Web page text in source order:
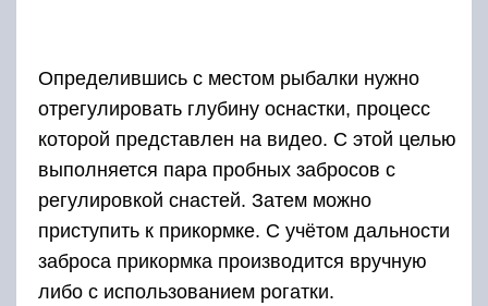
Определившись с местом рыбалки нужно
отрегулировать глубину оснастки, процесс
которой представлен на видео. С этой целью
выполняется пара пробных забросов с
регулировкой снастей. Затем можно
приступить к прикормке. С учётом дальности
заброса прикормка производится вручную
либо с использованием рогатки.